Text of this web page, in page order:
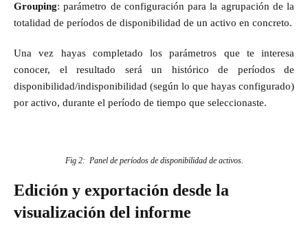
Grouping: parámetro de configuración para la agrupación de la
totalidad de períodos de disponibilidad de un activo en concreto.
Una vez hayas completado los parámetros que te interesa
conocer, el resultado será un histórico de períodos de
disponibilidad/indisponibilidad (según lo que hayas configurado)
por activo, durante el período de tiempo que seleccionaste.
Fig 2: Panel de períodos de disponibilidad de activos.
Edición y exportación desde la
visualización del informe